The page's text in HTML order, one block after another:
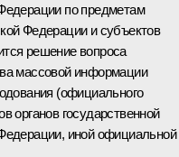
по предметам
Федерации и субъектов
решение вопроса
массовой информации
(официального
органов государственной
иной официальной